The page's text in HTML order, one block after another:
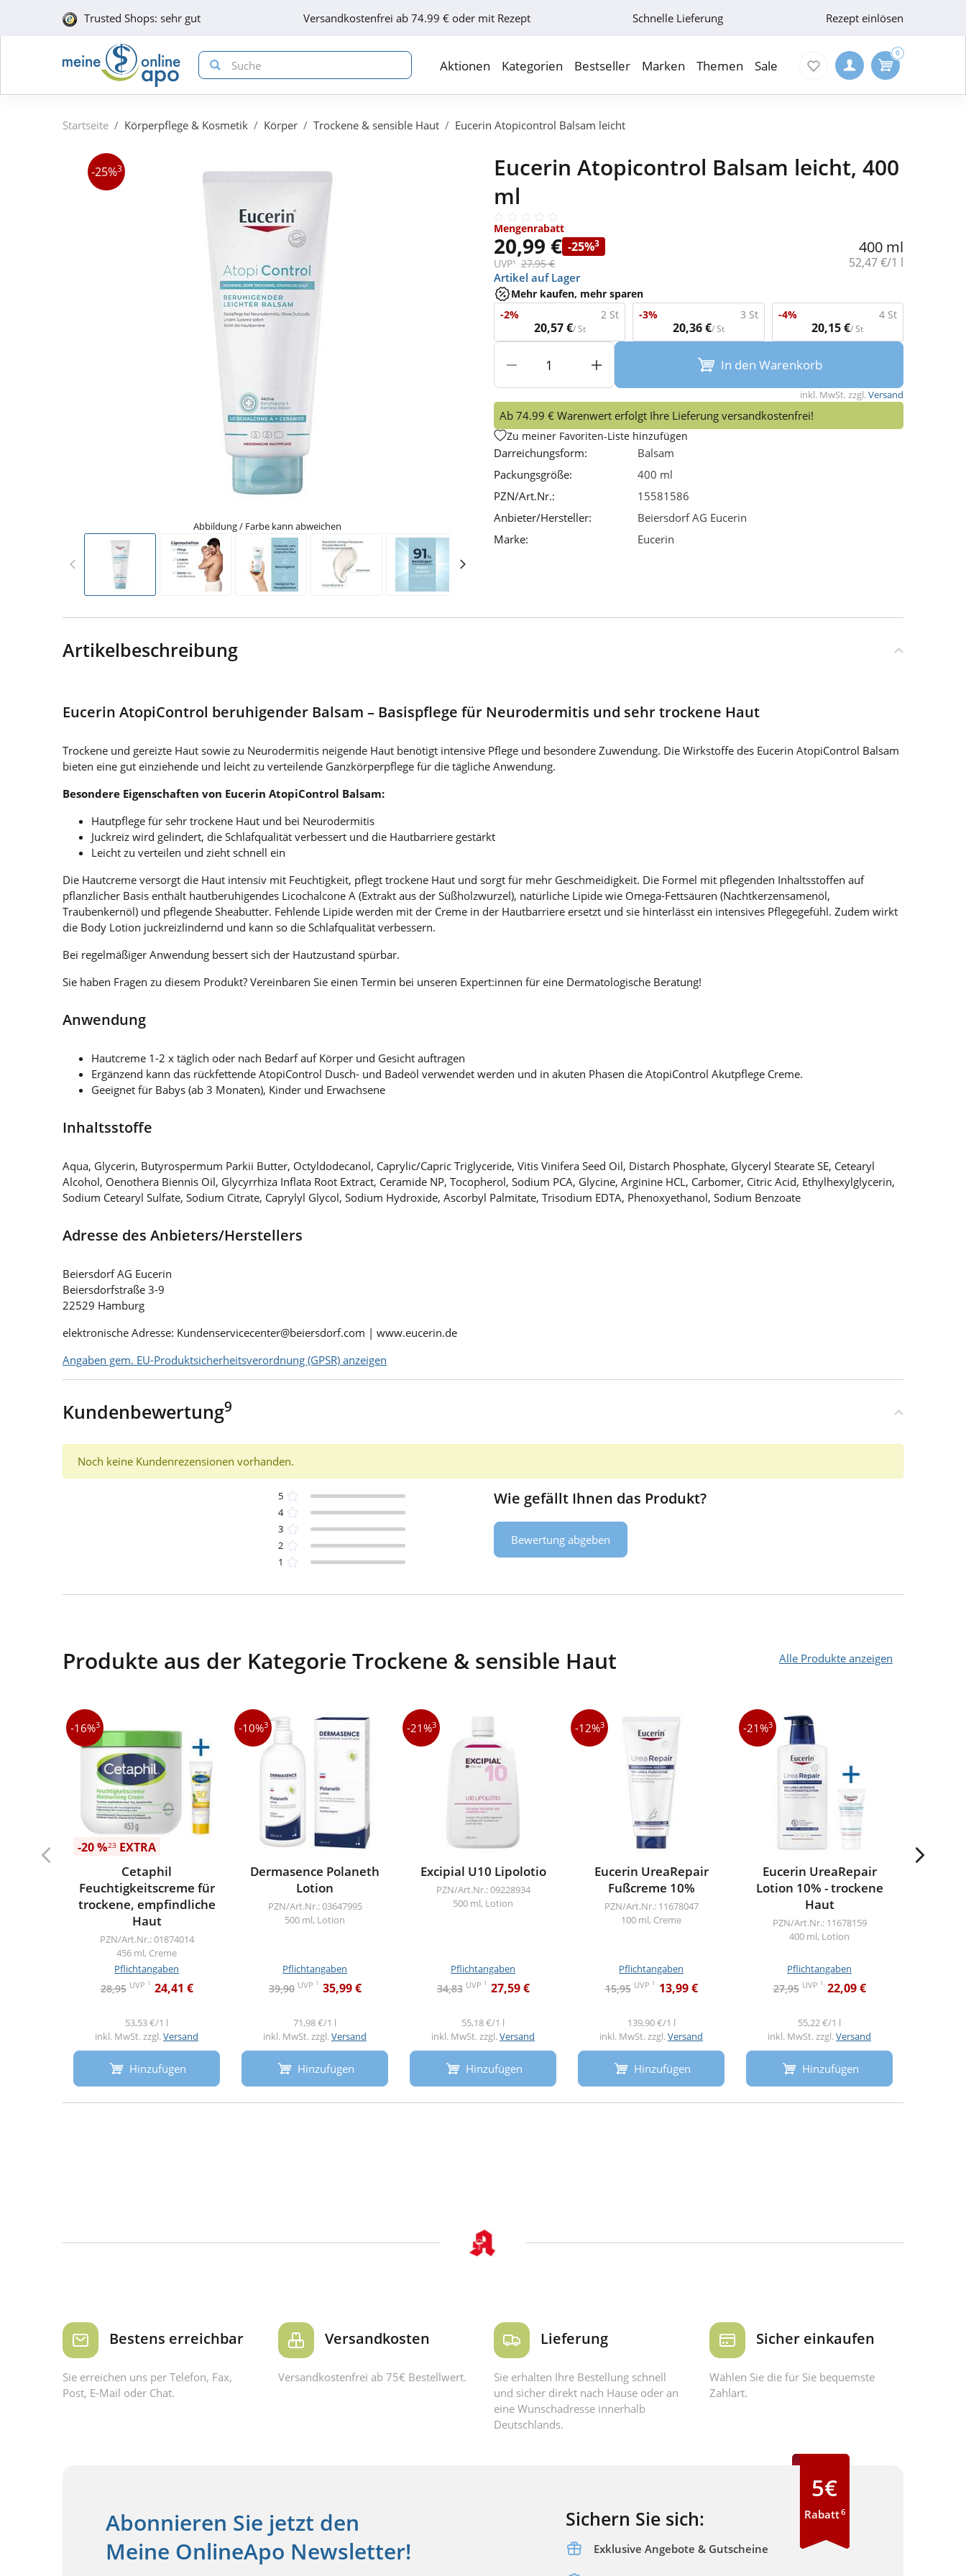
Trusted Shops: sehr gut Versandkostenfrei ab 74.99 € oder mit Rezept Schnelle Lieferung Rezept einlösen
Aktionen Kategorien Bestseller Marken Themen Sale
0
Startseite Körperpflege & Kosmetik Körper Trockene & sensible Haut Eucerin Atopicontrol Balsam leicht
-25%3
Abbildung / Farbe kann abweichen
Eucerin Atopicontrol Balsam leicht, 400
ml
Mengenrabatt
20,99 € -25%3
UVP¹ 27,95 €
400 ml
Grundpreis:
52,47 €/1 l
Artikel auf Lager
Mehr kaufen, mehr sparen
-2%
2 St
20,57 €/ St
-3% 3 St
20,36 €/ St
-4% 4 St
20,15 €/ St
In den Warenkorb
inkl. MwSt. zzgl.Versand
Ab 74.99 € Warenwert erfolgt Ihre Lieferung versandkostenfrei!
Zu meiner Favoriten-Liste hinzufügen
Darreichungsform:
Balsam
Packungsgröße:
400 ml
PZN/Art.Nr.:
15581586
Anbieter/Hersteller:
Beiersdorf AG Eucerin
Marke:
Eucerin
Artikelbeschreibung
Eucerin AtopiControl beruhigender Balsam – Basispflege für Neurodermitis und sehr trockene Haut
Trockene und gereizte Haut sowie zu Neurodermitis neigende Haut benötigt intensive Pflege und besondere Zuwendung. Die Wirkstoffe des Eucerin AtopiControl Balsam
bieten eine gut einziehende und leicht zu verteilende Ganzkörperpflege für die tägliche Anwendung.
Besondere Eigenschaften von Eucerin AtopiControl Balsam:
Hautpflege für sehr trockene Haut und bei Neurodermitis
Juckreiz wird gelindert, die Schlafqualität verbessert und die Hautbarriere gestärkt
Leicht zu verteilen und zieht schnell ein
Die Hautcreme versorgt die Haut intensiv mit Feuchtigkeit, pflegt trockene Haut und sorgt für mehr Geschmeidigkeit. Die Formel mit pflegenden Inhaltsstoffen auf
pflanzlicher Basis enthält hautberuhigendes Licochalcone A (Extrakt aus der Süßholzwurzel), natürliche Lipide wie Omega-Fettsäuren (Nachtkerzensamenöl,
Traubenkernöl) und pflegende Sheabutter. Fehlende Lipide werden mit der Creme in der Hautbarriere ersetzt und sie hinterlässt ein intensives Pflegegefühl. Zudem wirkt
die Body Lotion juckreizlindernd und kann so die Schlafqualität verbessern.
Bei regelmäßiger Anwendung bessert sich der Hautzustand spürbar.
Sie haben Fragen zu diesem Produkt? Vereinbaren Sie einen Termin bei unseren Expert:innen für eine Dermatologische Beratung!
Anwendung
Hautcreme 1-2 x täglich oder nach Bedarf auf Körper und Gesicht auftragen
Ergänzend kann das rückfettende AtopiControl Dusch- und Badeöl verwendet werden und in akuten Phasen die AtopiControl Akutpflege Creme.
Geeignet für Babys (ab 3 Monaten), Kinder und Erwachsene
Inhaltsstoffe
Aqua, Glycerin, Butyrospermum Parkii Butter, Octyldodecanol, Caprylic/Capric Triglyceride, Vitis Vinifera Seed Oil, Distarch Phosphate, Glyceryl Stearate SE, Cetearyl
Alcohol, Oenothera Biennis Oil, Glycyrrhiza Inflata Root Extract, Ceramide NP, Tocopherol, Sodium PCA, Glycine, Arginine HCL, Carbomer, Citric Acid, Ethylhexylglycerin,
Sodium Cetearyl Sulfate, Sodium Citrate, Caprylyl Glycol, Sodium Hydroxide, Ascorbyl Palmitate, Trisodium EDTA, Phenoxyethanol, Sodium Benzoate
Adresse des Anbieters/Herstellers
Beiersdorf AG Eucerin
Beiersdorfstraße 3-9
22529 Hamburg
elektronische Adresse: Kundenservicecenter@beiersdorf.com | www.eucerin.de
Angaben gem. EU-Produktsicherheitsverordnung (GPSR) anzeigen
Kundenbewertung9
Noch keine Kundenrezensionen vorhanden.
5
4
3
2
1
Wie gefällt Ihnen das Produkt?
Bewertung abgeben
Produkte aus der Kategorie Trockene & sensible Haut Alle Produkte anzeigen
-16%3
-20 %23 EXTRA
Cetaphil
Feuchtigkeitscreme für
trockene, empfindliche
Haut
PZN/Art.Nr.: 01874014
456 ml, Creme
Pflichtangaben
28,95 UVP 1 24,41 €
53,53 €/1 l
inkl. MwSt. zzgl.Versand
Hinzufügen
-10%3
Dermasence Polaneth
Lotion
PZN/Art.Nr.: 03647995
500 ml, Lotion
Pflichtangaben
39,90 UVP 1 35,99 €
71,98 €/1 l
inkl. MwSt. zzgl.Versand
Hinzufügen
-21%3
Excipial U10 Lipolotio
PZN/Art.Nr.: 09228934
500 ml, Lotion
Pflichtangaben
34,83 UVP 1 27,59 €
55,18 €/1 l
inkl. MwSt. zzgl.Versand
Hinzufügen
-12%3
Eucerin UreaRepair
Fußcreme 10%
PZN/Art.Nr.: 11678047
100 ml, Creme
Pflichtangaben
15,95 UVP 1 13,99 €
139,90 €/1 l
inkl. MwSt. zzgl.Versand
Hinzufügen
-21%3
Eucerin UreaRepair
Lotion 10% - trockene
Haut
PZN/Art.Nr.: 11678159
400 ml, Lotion
Pflichtangaben
27,95 UVP 1 22,09 €
55,22 €/1 l
inkl. MwSt. zzgl.Versand
Hinzufügen
Bestens erreichbar
Sie erreichen uns per Telefon, Fax,
Post, E-Mail oder Chat.
Versandkosten
Versandkostenfrei ab 75€ Bestellwert.
Lieferung
Sie erhalten Ihre Bestellung schnell
und sicher direkt nach Hause oder an
eine Wunschadresse innerhalb
Deutschlands.
Sicher einkaufen
Wählen Sie die für Sie bequemste
Zahlart.
Abonnieren Sie jetzt den
Meine OnlineApo Newsletter!
Sichern Sie sich:
Exklusive Angebote & Gutscheine
5€
Rabatt6